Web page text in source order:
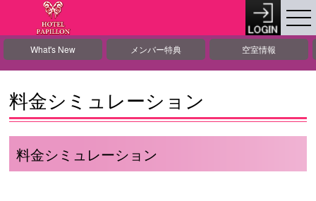
What's New メンバー特典 空室情報
料金シミュレーション
料金シミュレーション